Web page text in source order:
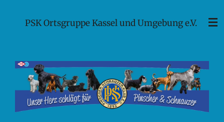
Hauptinhalt
PSK Ortsgruppe Kassel und Umgebung e.V.